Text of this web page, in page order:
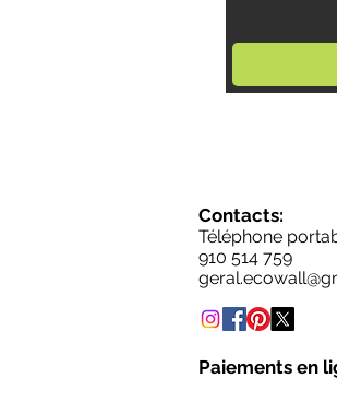
Contacts:
Téléphone
910 514 759
Paiements en